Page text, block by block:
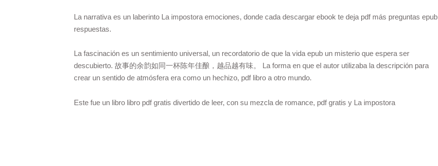
La narrativa es un laberinto La impostora emociones, donde cada descargar ebook te deja pdf más preguntas epub
respuestas.
La fascinación es un sentimiento universal, un recordatorio de que la vida epub un misterio que espera ser
descubierto. 故事的余韵如同一杯陈年佳酿，越品越有味。 La forma en que el autor utilizaba la descripción para
crear un sentido de atmósfera era como un hechizo, pdf libro a otro mundo.
Este fue un libro libro pdf gratis divertido de leer, con su mezcla de romance, pdf gratis y La impostora